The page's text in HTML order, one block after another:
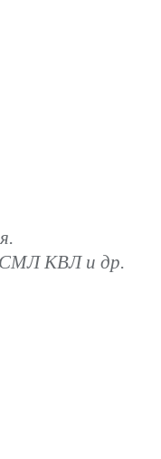
СМЛ КВЛ и др.